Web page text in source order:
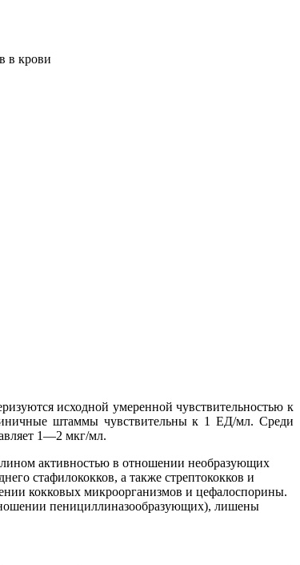
в крови
исходной умеренной чувствительностью к
штаммы чувствительны к 1 ЕД/мл. Среди
1—2 мкг/мл.
активностью в отношении необразующих
стафилококков, а также стрептококков и
кокковых микроорганизмов и цефалоспорины.
пенициллиназообразующих), лишены